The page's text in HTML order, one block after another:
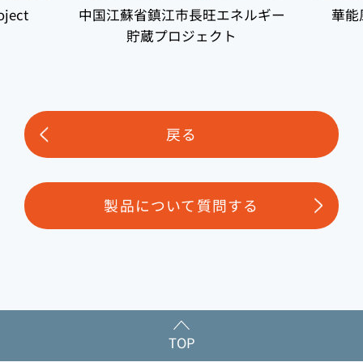
中国江蘇省鎮江市長旺エネルギー
貯蔵プロジェクト
華能
戻る
製品について質問する
TOP